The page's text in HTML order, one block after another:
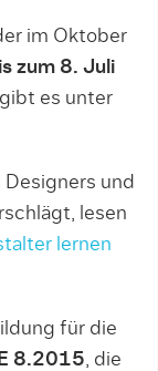
im Oktober
zum 8. Juli
es unter
Designers und
lesen
lernen
für die
8.2015, die